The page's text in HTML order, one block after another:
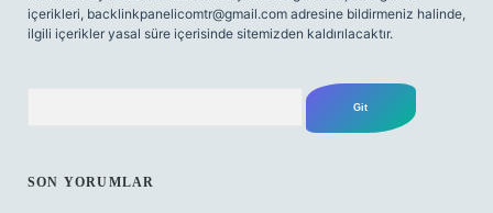
içerikleri, backlinkpanelicomtr@gmail.com adresine bildirmeniz halinde,
ilgili içerikler yasal süre içerisinde sitemizden kaldırılacaktır.
SON YORUMLAR